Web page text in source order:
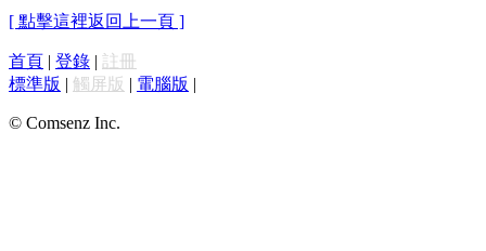
[ 點擊這裡返回上一頁 ]
首頁 | 登錄 | 註冊
標準版 | 觸屏版 | 電腦版 |
© Comsenz Inc.